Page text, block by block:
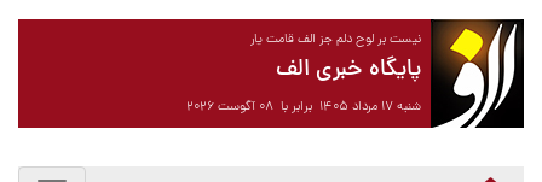
نیست بر لوح دلم جز الف قامت یار
پایگاه خبری الف
شنبه ۱۷ مرداد ۱۴۰۵ برابر با ۰۸ آگوست ۲۰۲۶